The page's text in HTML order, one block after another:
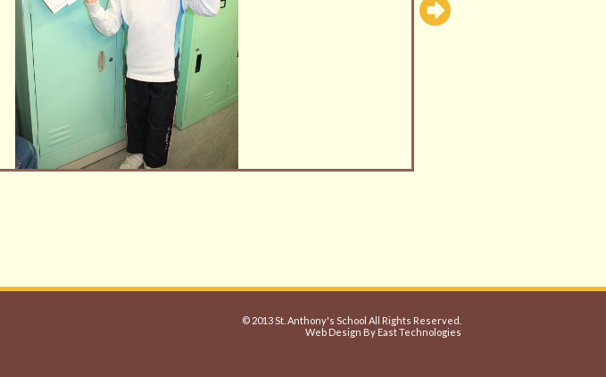
© 2013 St. Anthony's School All Rights Reserved.
Web Design By East Technologies